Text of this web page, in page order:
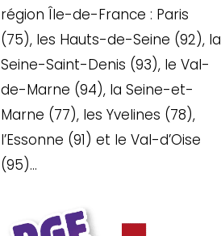
région Île-de-France : Paris
(75), les Hauts-de-Seine (92), la
Seine-Saint-Denis (93), le Val-
de-Marne (94), la Seine-et-
Marne (77), les Yvelines (78),
l’Essonne (91) et le Val-d’Oise
(95)…